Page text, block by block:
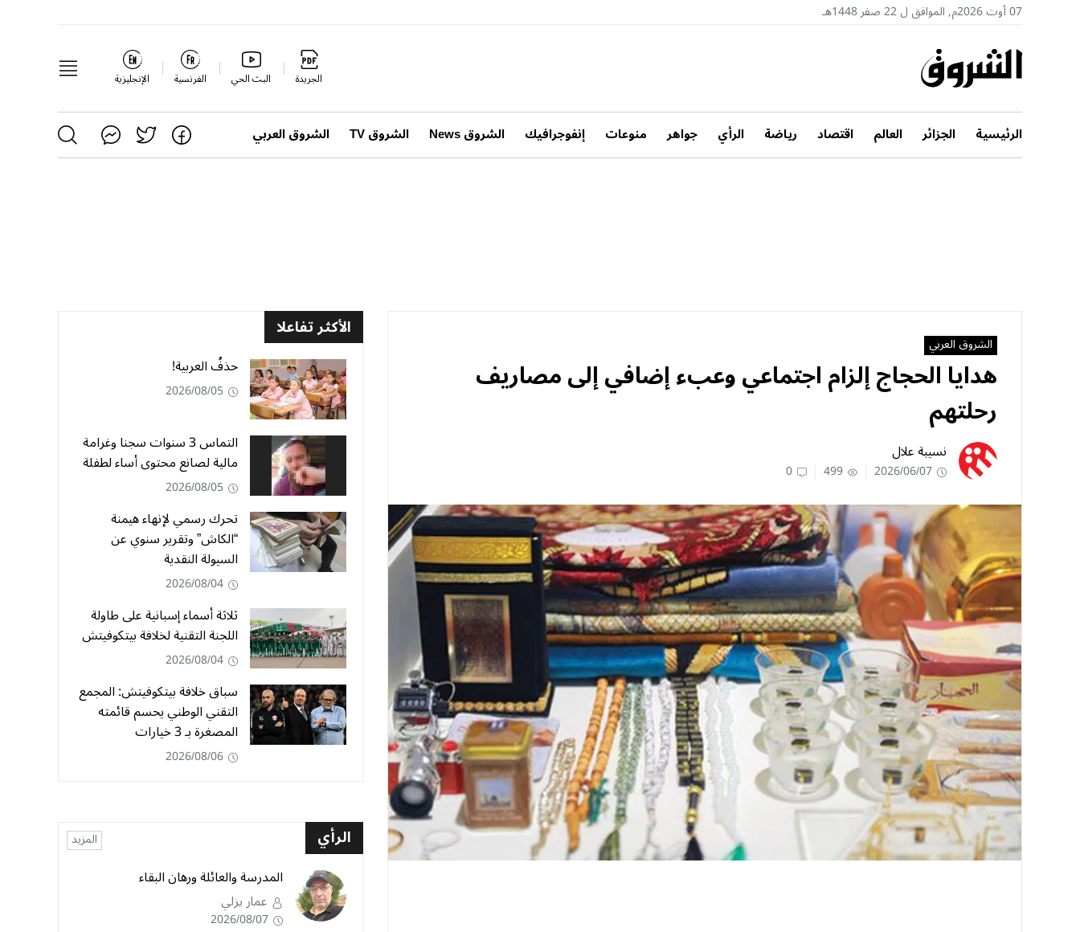
07 أوت 2026م, الموافق ل 22 صفر 1448هـ
الجريدة البث الحي الفرنسية الإنجليزية
الرئيسية الجزائر العالم اقتصاد رياضة الرأي جواهر منوعات إنفوجرافيك الشروق News الشروق TV الشروق العربي
الشروق العربي
هدايا الحجاج إلزام اجتماعي وعبء إضافي إلى مصاريف
رحلتهم
نسيبة علال
2026/06/07
499
0
الأكثر تفاعلا
حذفُ العربية!
2026/08/05
التماس 3 سنوات سجنا وغرامة
مالية لصانع محتوى أساء لطفلة
2026/08/05
تحرك رسمي لإنهاء هيمنة
“الكاش” وتقرير سنوي عن
السيولة النقدية
2026/08/04
ثلاثة أسماء إسبانية على طاولة
اللجنة التقنية لخلافة بيتكوفيتش
2026/08/04
سباق خلافة بيتكوفيتش: المجمع
التقني الوطني يحسم قائمته
المصغرة بـ 3 خيارات
2026/08/06
الرأي المزيد
المدرسة والعائلة ورهان البقاء
عمار يزلي
2026/08/07